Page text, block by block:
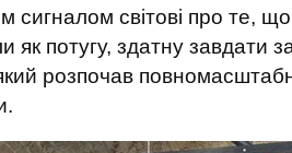
сигналом світові про те,
як потугу, здатну завдати
розпочав